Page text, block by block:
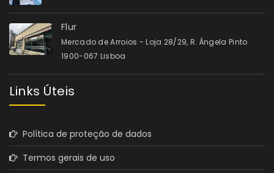
Flur
Mercado de Arroios - Loja 28/29, R. Ângela Pinto
1900-067 Lisboa
Links Úteis
Política de proteção de dados
Termos gerais de uso